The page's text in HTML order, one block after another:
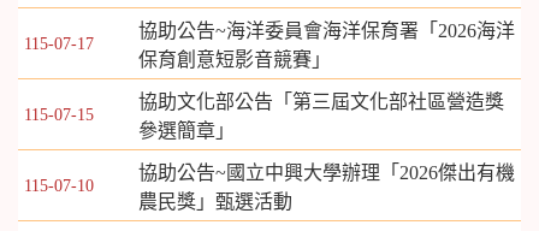
115-07-17
協助公告~海洋委員會海洋保育署「2026海洋
保育創意短影音競賽」
115-07-15
協助文化部公告「第三屆文化部社區營造獎
參選簡章」
115-07-10
協助公告~國立中興大學辦理「2026傑出有機
農民獎」甄選活動